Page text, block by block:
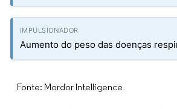
Aumento do peso das doenças
Fonte: Mordor Intelligence